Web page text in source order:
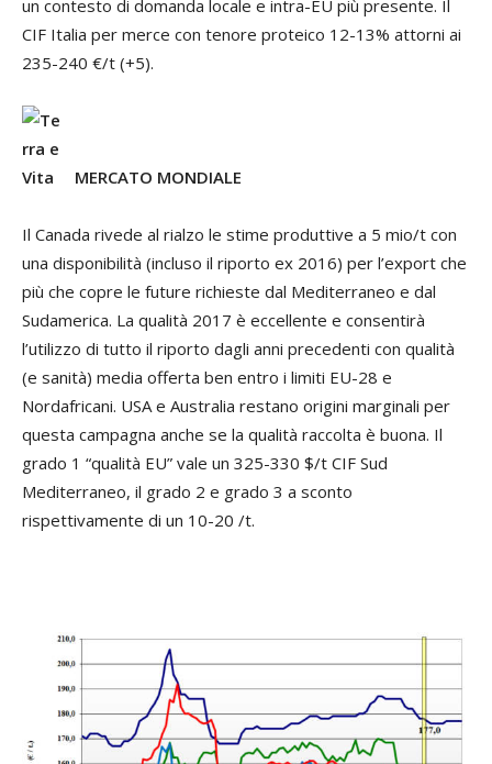
un contesto di domanda locale e intra-EU più presente. Il
CIF Italia per merce con tenore proteico 12-13% attorni ai
235-240 €/t (+5).
MERCATO MONDIALE
Il Canada rivede al rialzo le stime produttive a 5 mio/t con
una disponibilità (incluso il riporto ex 2016) per l’export che
più che copre le future richieste dal Mediterraneo e dal
Sudamerica. La qualità 2017 è eccellente e consentirà
l’utilizzo di tutto il riporto dagli anni precedenti con qualità
(e sanità) media offerta ben entro i limiti EU-28 e
Nordafricani. USA e Australia restano origini marginali per
questa campagna anche se la qualità raccolta è buona. Il
grado 1 “qualità EU” vale un 325-330 $/t CIF Sud
Mediterraneo, il grado 2 e grado 3 a sconto
rispettivamente di un 10-20 /t.